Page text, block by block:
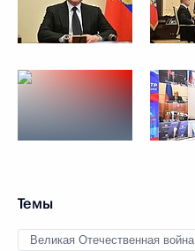
Темы
Великая Отечественная война